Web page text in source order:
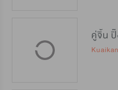
คู่จิ้น